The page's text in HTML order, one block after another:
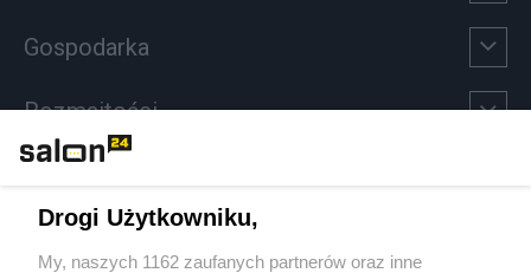
Gospodarka
Rozmaitości
Sport
Drogi Użytkowniku,
My, naszych 1162 zaufanych partnerów oraz inne